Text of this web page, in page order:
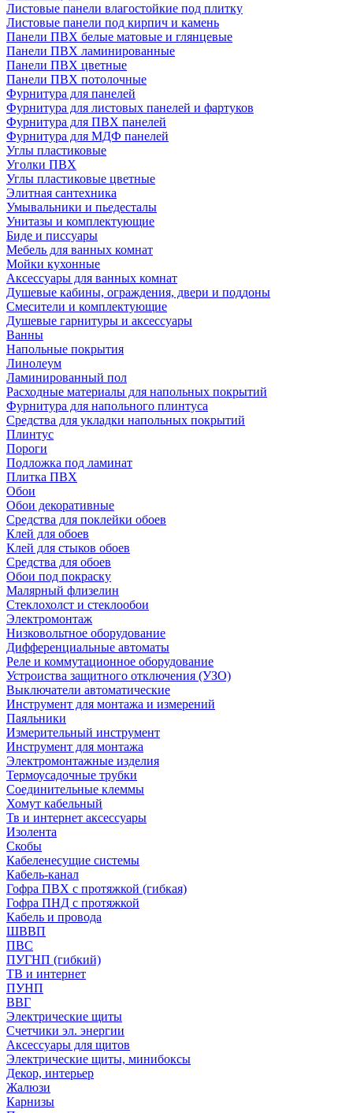
Листовые панели влагостойкие под плитку
Листовые панели под кирпич и камень
Панели ПВХ белые матовые и глянцевые
Панели ПВХ ламинированные
Панели ПВХ цветные
Панели ПВХ потолочные
Фурнитура для панелей
Фурнитура для листовых панелей и фартуков
Фурнитура для ПВХ панелей
Фурнитура для МДФ панелей
Углы пластиковые
Уголки ПВХ
Углы пластиковые цветные
Элитная сантехника
Умывальники и пьедесталы
Унитазы и комплектующие
Биде и писсуары
Мебель для ванных комнат
Мойки кухонные
Аксессуары для ванных комнат
Душевые кабины, ограждения, двери и поддоны
Смесители и комплектующие
Душевые гарнитуры и аксессуары
Ванны
Напольные покрытия
Линолеум
Ламинированный пол
Расходные материалы для напольных покрытий
Фурнитура для напольного плинтуса
Средства для укладки напольных покрытий
Плинтус
Пороги
Подложка под ламинат
Плитка ПВХ
Обои
Обои декоративные
Средства для поклейки обоев
Клей для обоев
Клей для стыков обоев
Средства для обоев
Обои под покраску
Малярный флизелин
Стеклохолст и стеклообои
Электромонтаж
Низковольтное оборудование
Дифференциальные автоматы
Реле и коммутационное оборудование
Устроиства защитного отключения (УЗО)
Выключатели автоматические
Инструмент для монтажа и измерений
Паяльники
Измерительный инструмент
Инструмент для монтажа
Электромонтажные изделия
Термоусадочные трубки
Соединительные клеммы
Хомут кабельный
Тв и интернет аксессуары
Изолента
Скобы
Кабеленесущие системы
Кабель-канал
Гофра ПВХ с протяжкой (гибкая)
Гофра ПНД с протяжкой
Кабель и провода
ШВВП
ПВС
ПУГНП (гибкий)
ТВ и интернет
ПУНП
ВВГ
Электрические щиты
Счетчики эл. энергии
Аксессуары для щитов
Электрические щиты, минибоксы
Декор, интерьер
Жалюзи
Карнизы